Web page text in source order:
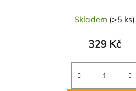
Skladem (>5 ks)
329 Kč